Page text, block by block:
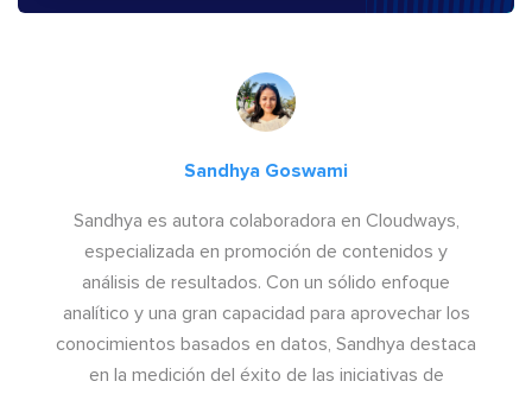
Sandhya Goswami
Sandhya es autora colaboradora en Cloudways,
especializada en promoción de contenidos y
análisis de resultados. Con un sólido enfoque
analítico y una gran capacidad para aprovechar los
conocimientos basados en datos, Sandhya destaca
en la medición del éxito de las iniciativas de